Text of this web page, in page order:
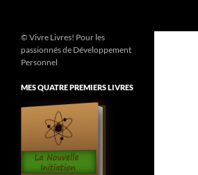
© Vivre Livres! Pour les
passionnés de Développement
Personnel
MES QUATRE PREMIERS LIVRES